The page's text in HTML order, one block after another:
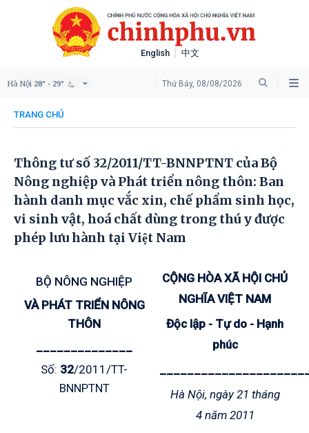
English 中文
Thứ Bảy, 08/08/2026
Hà Nội 28° - 29°
TRANG CHỦ
Thông tư số 32/2011/TT-BNNPTNT của Bộ
Nông nghiệp và Phát triển nông thôn: Ban
hành danh mục vắc xin, chế phẩm sinh học,
vi sinh vật, hoá chất dùng trong thú y được
phép lưu hành tại Việt Nam
BỘ NÔNG NGHIỆP
VÀ PHÁT TRIỂN NÔNG
THÔN
______________
Số: 32/2011/TT-
BNNPTNT
CỘNG HÒA XÃ HỘI CHỦ
NGHĨA VIỆT NAM
Độc lập - Tự do - Hạnh
phúc
Hà Nội, ngày 21 tháng
4 năm 2011